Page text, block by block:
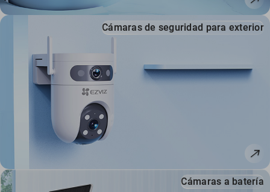
Cámaras de seguridad para exterior
Cámaras a batería